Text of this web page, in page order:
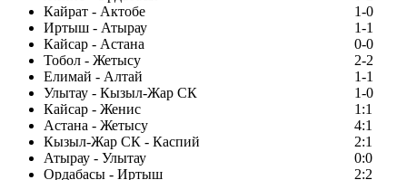
Кайрат - Актобе
1-0
Иртыш - Атырау
1-1
Кайсар - Астана
0-0
Тобол - Жетысу
2-2
Елимай - Алтай
1-1
Улытау - Кызыл-Жар СК
1-0
Кайсар - Женис
1:1
Астана - Жетысу
4:1
Кызыл-Жар СК - Каспий
2:1
Атырау - Улытау
0:0
Ордабасы - Иртыш
2:2